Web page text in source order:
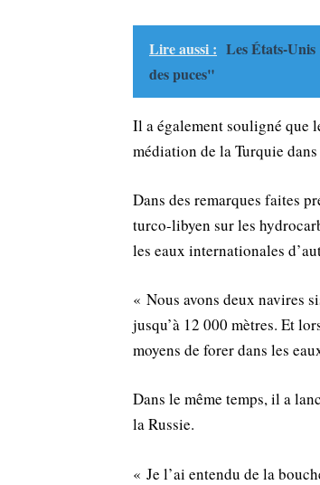
Lire aussi : Les États-
des puces"
Il a également souligné que
médiation de la Turquie
Dans des remarques faites
turco-libyen sur les
les eaux internationales
« Nous avons deux navires
jusqu’à 12 000 mètres. Et
moyens de forer dans les
Dans le même temps, il a
la Russie.
« Je l’ai entendu de la